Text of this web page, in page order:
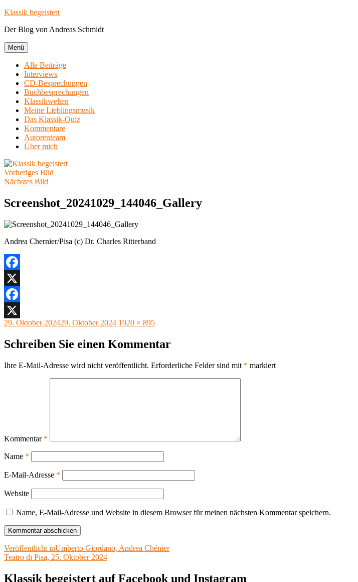
Zum
springen
Klassik begeistert
Der Blog von Andreas Schmidt
Menü
Alle Beiträge
Interviews
CD-Besprechungen
Buchbesprechungen
Klassikwelten
Meine Lieblingsmusik
Das Klassik-Quiz
Kommentare
Autorenteam
Über mich
Vorheriges Bild
Nächstes Bild
Screenshot_20241029_144046_Gallery
Andrea Chernier/Pisa (c) Dr. Charles Ritterband
Facebook
X
Facebook
X
Veröffentlicht
29. Oktober 202429. Oktober 2024 Originalgröße
1920 × 895
Schreiben Sie einen Kommentar
Ihre E-Mail-Adresse wird nicht veröffentlicht. Erforderliche Felder sind mit * markiert
Kommentar *
Name *
E-Mail-Adresse *
Website
Name, E-Mail-Adresse und Website in diesem Browser für meinen nächsten Kommentar speichern.
Beitragsnavigation
Veröffentlicht inUmberto Giordano, Andrea Chénier
Teatro di Pisa, 25. Oktober 2024
Klassik begeistert auf Facebook und Instagram